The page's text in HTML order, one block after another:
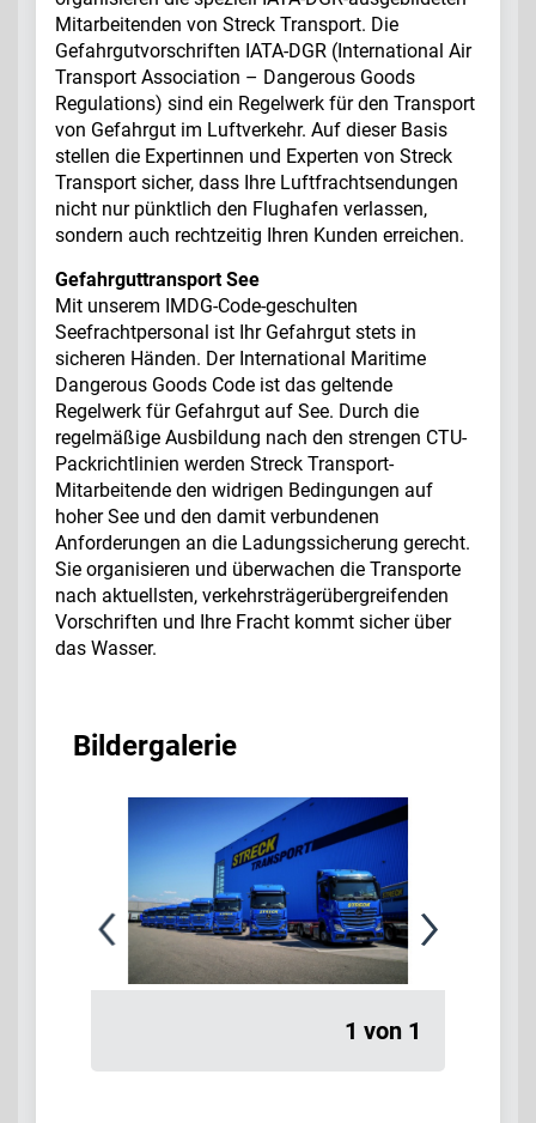
Mitarbeitenden von Streck Transport. Die
Gefahrgutvorschriften IATA-DGR (International Air
Transport Association – Dangerous Goods
Regulations) sind ein Regelwerk für den Transport
von Gefahrgut im Luftverkehr. Auf dieser Basis
stellen die Expertinnen und Experten von Streck
Transport sicher, dass Ihre Luftfrachtsendungen
nicht nur pünktlich den Flughafen verlassen,
sondern auch rechtzeitig Ihren Kunden erreichen.
Gefahrguttransport See
Mit unserem IMDG-Code-geschulten
Seefrachtpersonal ist Ihr Gefahrgut stets in
sicheren Händen. Der International Maritime
Dangerous Goods Code ist das geltende
Regelwerk für Gefahrgut auf See. Durch die
regelmäßige Ausbildung nach den strengen CTU-
Packrichtlinien werden Streck Transport-
Mitarbeitende den widrigen Bedingungen auf
hoher See und den damit verbundenen
Anforderungen an die Ladungssicherung gerecht.
Sie organisieren und überwachen die Transporte
nach aktuellsten, verkehrsträgerübergreifenden
Vorschriften und Ihre Fracht kommt sicher über
das Wasser.
Bildergalerie
1 von 1